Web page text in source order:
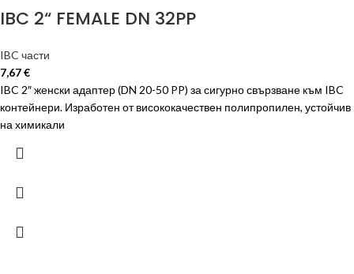
IBC 2“ FEMALE DN 32PP
IBC части
7,67€
IBC 2″ женски адаптер (DN 20-50 PP) за сигурно свързване към IBC
контейнери. Изработен от висококачествен полипропилен, устойчив
на химикали